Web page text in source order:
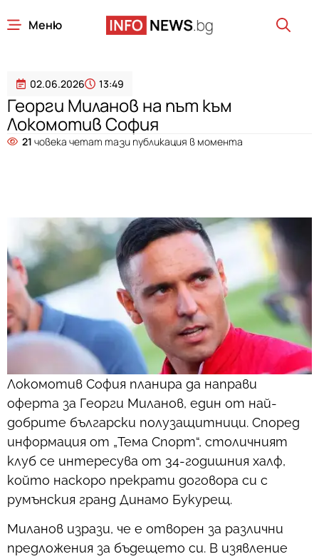
Меню
02.06.2026 13:49
Георги Миланов на път към
Локомотив София
21 човека четат тази публикация в момента
Локомотив София планира да направи
оферта за Георги Миланов, един от най-
добрите български полузащитници. Според
информация от „Тема Спорт“, столичният
клуб се интересува от 34-годишния халф,
който наскоро прекрати договора си с
румънския гранд Динамо Букурещ.
Миланов изрази, че е отворен за различни
предложения за бъдещето си. В изявление